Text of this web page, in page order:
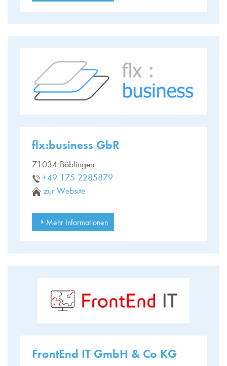
flx:business GbR
Mehr Informationen
71034 Böblingen
‭+49 175 2285879‬
zur Website
FrontEnd IT GmbH & Co KG